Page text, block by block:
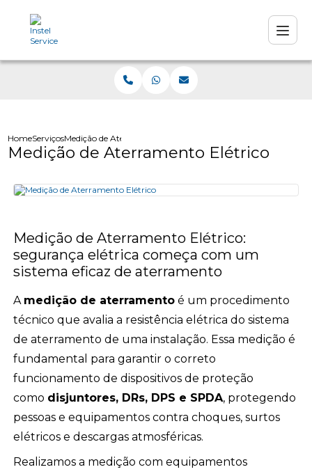
HomeServiçosMedição de Aterramento Elétrico
Medição de Aterramento Elétrico
Medição de Aterramento Elétrico:
segurança elétrica começa com um
sistema eficaz de aterramento
A medição de aterramento é um procedimento
técnico que avalia a resistência elétrica do sistema
de aterramento de uma instalação. Essa medição é
fundamental para garantir o correto
funcionamento de dispositivos de proteção
como disjuntores, DRs, DPS e SPDA, protegendo
pessoas e equipamentos contra choques, surtos
elétricos e descargas atmosféricas.
Realizamos a medição com equipamentos